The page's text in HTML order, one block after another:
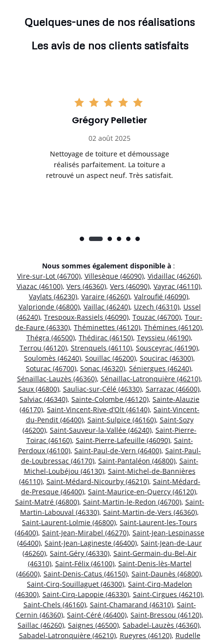
Quelques-unes de nos réalisations
Les avis de nos clients satisfaits
Grégory Pelletier
02 août 2025
Nettoyage de toiture et démoussage
réalisés parfaitement. La toiture a
retrouvé un aspect neuf. Très satisfait.
Nous sommes également disponible à :
Vire-sur-Lot (46700), Villesèque (46090), Vidaillac (46260),
Viazac (46100), Vers (46360), Vers (46090), Vayrac (46110),
Vaylats (46230), Varaire (46260), Valroufié (46090),
Valprionde (46800), Vaillac (46240), Uzech (46310), Ussel
(46240), Trespoux-Rassiels (46090), Touzac (46700), Tour-
de-Faure (46330), Théminettes (46120), Thémines (46120),
Thégra (46500), Thédirac (46150), Teyssieu (46190),
Terrou (46120), Strenquels (46110), Sousceyrac (46190),
Soulomès (46240), Souillac (46200), Soucirac (46300),
Soturac (46700), Sonac (46320), Séniergues (46240),
Sénaillac-Lauzès (46360), Sénaillac-Latronquière (46210),
Saux (46800), Sauliac-sur-Célé (46330), Sarrazac (46600),
Salviac (46340), Sainte-Colombe (46120), Sainte-Alauzie
(46170), Saint-Vincent-Rive-d’Olt (46140), Saint-Vincent-
du-Pendit (46400), Saint-Sulpice (46160), Saint-Sozy
(46200), Saint-Sauveur-la-Vallée (46240), Saint-Pierre-
Toirac (46160), Saint-Pierre-Lafeuille (46090), Saint-
Perdoux (46100), Saint-Paul-de-Vern (46400), Saint-Paul-
de-Loubressac (46170), Saint-Pantaléon (46800), Saint-
Michel-Loubéjou (46130), Saint-Michel-de-Bannières
(46110), Saint-Médard-Nicourby (46210), Saint-Médard-
de-Presque (46400), Saint-Maurice-en-Quercy (46120),
Saint-Matré (46800), Saint-Martin-le-Redon (46700), Saint-
Martin-Labouval (46330), Saint-Martin-de-Vers (46360),
Saint-Laurent-Lolmie (46800), Saint-Laurent-les-Tours
(46400), Saint-Jean-Mirabel (46270), Saint-Jean-Lespinasse
(46400), Saint-Jean-Lagineste (46400), Saint-Jean-de-Laur
(46260), Saint-Géry (46330), Saint-Germain-du-Bel-Air
(46310), Saint-Félix (46100), Saint-Denis-lès-Martel
(46600), Saint-Denis-Catus (46150), Saint-Daunès (46800),
Saint-Cirq-Souillaguet (46300), Saint-Cirq-Madelon
(46300), Saint-Cirq-Lapopie (46330), Saint-Cirgues (46210),
Saint-Chels (46160), Saint-Chamarand (46310), Saint-
Cernin (46360), Saint-Céré (46400), Saint-Bressou (46120),
Saillac (46260), Saignes (46500), Sabadel-Lauzès (46360),
Sabadel-Latronquière (46210), Rueyres (46120), Rudelle